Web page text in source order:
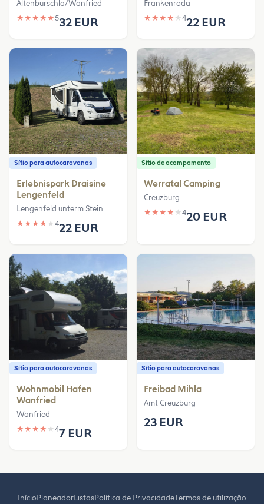
Altenburschla/Wanfried
★ ★ ★ ★ ★532 EUR
Frankenroda
★ ★ ★ ★ ★ 422 EUR
Sítio para autocaravanas
Erlebnispark Draisine
Lengenfeld
Lengenfeld unterm Stein
★ ★ ★ ★ ★ 422 EUR
Sítio de acampamento
Werratal Camping
Creuzburg
★ ★ ★ ★ ★ 420 EUR
Sítio para autocaravanas
Wohnmobil Hafen
Wanfried
Wanfried
★ ★ ★ ★ ★ 47 EUR
Sítio para autocaravanas
Freibad Mihla
Amt Creuzburg
23 EUR
InícioPlaneadorListasPolítica de PrivacidadeTermos de utilização